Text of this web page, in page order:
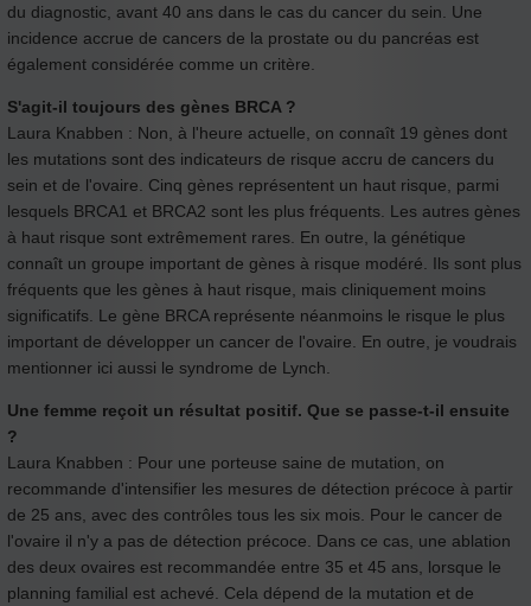
du diagnostic, avant 40 ans dans le cas du cancer du sein. Une
incidence accrue de cancers de la prostate ou du pancréas est
également considérée comme un critère.
S'agit-il toujours des gènes BRCA ?
Laura Knabben : Non, à l'heure actuelle, on connaît 19 gènes dont
les mutations sont des indicateurs de risque accru de cancers du
sein et de l'ovaire. Cinq gènes représentent un haut risque, parmi
lesquels BRCA1 et BRCA2 sont les plus fréquents. Les autres gènes
à haut risque sont extrêmement rares. En outre, la génétique
connaît un groupe important de gènes à risque modéré. Ils sont plus
fréquents que les gènes à haut risque, mais cliniquement moins
significatifs. Le gène BRCA représente néanmoins le risque le plus
important de développer un cancer de l'ovaire. En outre, je voudrais
mentionner ici aussi le syndrome de Lynch.
Une femme reçoit un résultat positif. Que se passe-t-il ensuite
?
Laura Knabben : Pour une porteuse saine de mutation, on
recommande d'intensifier les mesures de détection précoce à partir
de 25 ans, avec des contrôles tous les six mois. Pour le cancer de
l'ovaire il n'y a pas de détection précoce. Dans ce cas, une ablation
des deux ovaires est recommandée entre 35 et 45 ans, lorsque le
planning familial est achevé. Cela dépend de la mutation et de